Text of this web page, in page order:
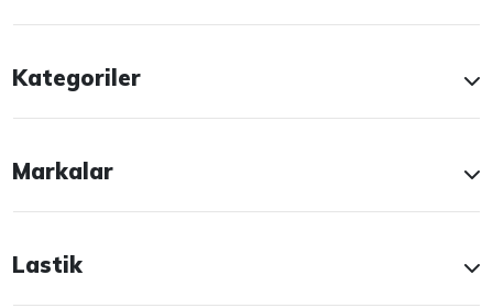
Kategoriler
Markalar
Lastik